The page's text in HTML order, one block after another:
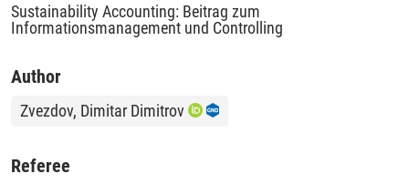
Sustainability Accounting: Beitrag zum
Informationsmanagement und Controlling
Author
Zvezdov, Dimitar Dimitrov
Referee